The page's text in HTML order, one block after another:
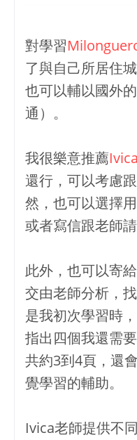
對學習
了與自己所居住
也可以輔以國外
通）。
我很樂意推薦Ivica
還行，可以考慮
然，也可以選擇
或者寫信跟老師請
此外，也可以寄
交由老師分析，
是我初次學習時
指出四個我還需
共約3到4頁，還
覺學習的輔助。
Ivica老師提供不